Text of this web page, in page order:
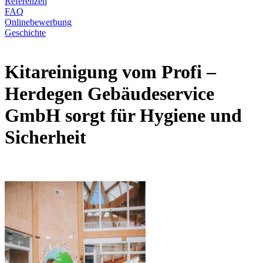
FAQ
Onlinebewerbung
Geschichte
Kitareinigung vom Profi –
Herdegen Gebäudeservice
GmbH sorgt für Hygiene und
Sicherheit